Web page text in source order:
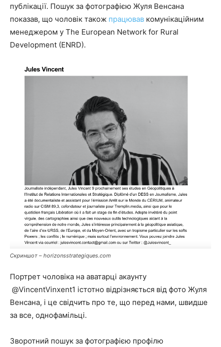
публікації. Пошук за фотографією Жуля Венсана
показав, що чоловік також працював комунікаційним
менеджером у The European Network for Rural
Development (ENRD).
Скриншот – horizonsstrategiques.com
Портрет чоловіка на аватарці акаунту
@VincentVinxent1 істотно відрізняється від фото Жуля
Венсана, і це свідчить про те, що перед нами, швидше
за все, однофамільці.
Зворотний пошук за фотографією профілю